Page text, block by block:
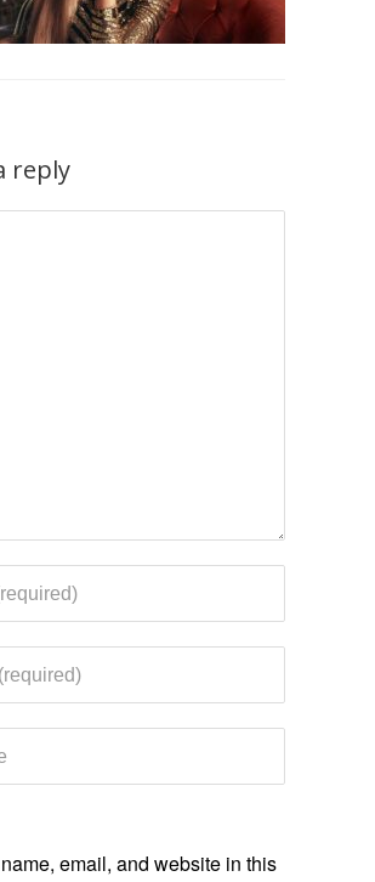
reply
email, and website in this